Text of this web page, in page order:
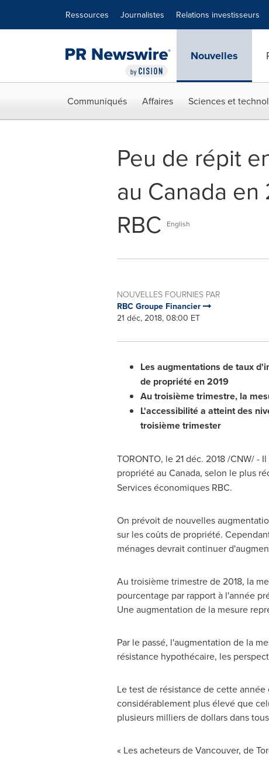
Ressources Journalistes Relations investisseurs
Nouvelles
Communiqués Affaires Sciences et
Peu de répit
au Canada
RBC
English
NOUVELLES FOURNIES PAR
RBC Groupe Financier
21 déc, 2018, 08:00 ET
Les augmentations de taux
de propriété en 2019
Au troisième trimestre, la
L'accessibilité a atteint des
troisième trimester
TORONTO, le 21 déc. 2018 /CNW/ -
propriété au Canada, selon le plus
Services économiques RBC.
On prévoit de nouvelles
sur les coûts de propriété.
ménages devrait continuer
Au troisième trimestre de 2018, la
pourcentage par rapport à l'année
Une augmentation de la mesure
Par le passé, l'augmentation de la
résistance hypothécaire, les
Le test de résistance de cette
considérablement plus élevé que
plusieurs milliers de dollars dans
« Les acheteurs deVancouver, de